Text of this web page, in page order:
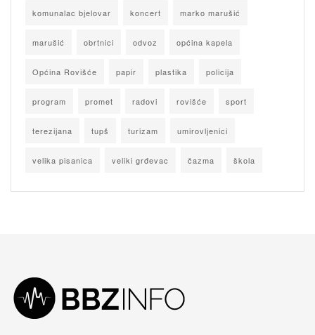
komunalac bjelovar koncert marko marušić
marušić obrtnici odvoz općina kapela
Općina Rovišće papir plastika policija
program promet radovi rovišće sport
terezijana tupš turizam umirovljenici
velika pisanica veliki grđevac čazma škola